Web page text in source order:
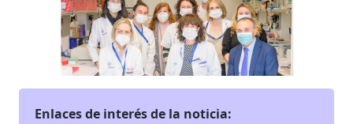
Enlaces de interés de la noticia: